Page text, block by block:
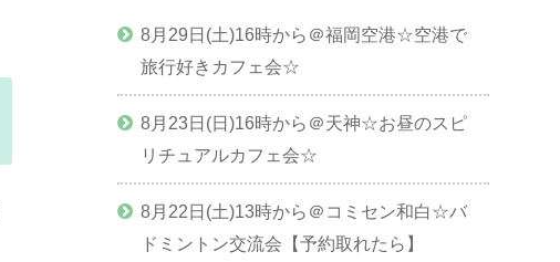
8月29日(土)16時から＠福岡空港☆空港で
旅行好きカフェ会☆
8月23日(日)16時から＠天神☆お昼のスピ
リチュアルカフェ会☆
8月22日(土)13時から＠コミセン和白☆バ
ドミントン交流会【予約取れたら】